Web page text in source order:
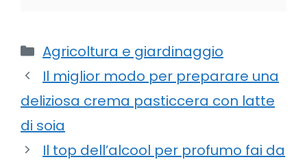
Categorie
Agricoltura e giardinaggio
Il miglior modo per preparare una
deliziosa crema pasticcera con latte
di soia
Il top dell’alcool per profumo fai da